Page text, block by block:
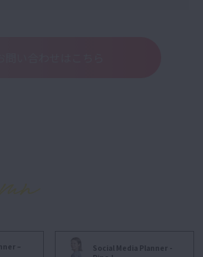
–
Social Media Planner -